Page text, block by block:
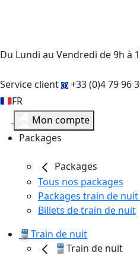
Du Lundi au Vendredi de 9h à
Service client
+33 (0)4 79 96
FR
Mon compte
Packages
Packages
Tous nos packages
Packages train de nuit
Billets de train de nuit
🚆Train de nuit
🚆Train de nuit